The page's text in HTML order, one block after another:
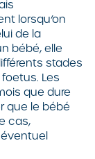
lorsqu’on
de la
bébé, elle
stades
Les
que dure
que le bébé
cas,